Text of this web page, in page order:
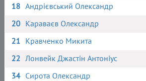
18 Андрієвський Олександр
20 Караваєв Олександр
21 Кравченко Микита
22 Лонвейк Джастін Антоніус
34 Сирота Олександр